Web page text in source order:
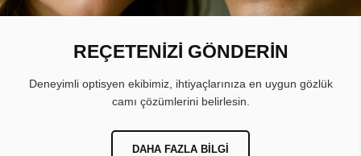
REÇETENİZİ GÖNDERİN
Deneyimli optisyen ekibimiz, ihtiyaçlarınıza en uygun gözlük
camı çözümlerini belirlesin.
DAHA FAZLA BILGI